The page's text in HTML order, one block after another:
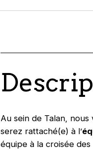
Au sein de Talan,
serez rattaché(e) à l’
équipe à la croisée